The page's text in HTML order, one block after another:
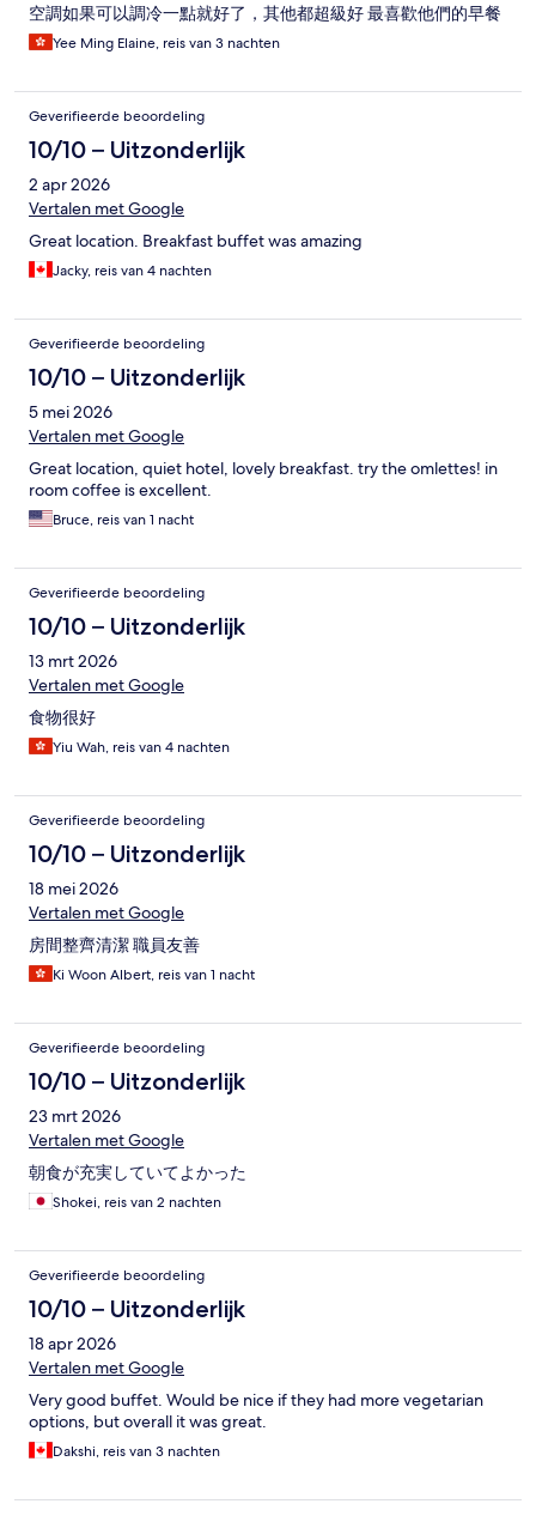
空調如果可以調冷一點就好了，其他都超級好 最喜歡他們的早餐
Yee Ming Elaine, reis van 3 nachten
Geverifieerde beoordeling
10/10 – Uitzonderlijk
2 apr 2026
Vertalen met Google
Great location. Breakfast buffet was amazing
Jacky, reis van 4 nachten
Geverifieerde beoordeling
10/10 – Uitzonderlijk
5 mei 2026
Vertalen met Google
Great location, quiet hotel, lovely breakfast. try the omlettes! in
room coffee is excellent.
Bruce, reis van 1 nacht
Geverifieerde beoordeling
10/10 – Uitzonderlijk
13 mrt 2026
Vertalen met Google
食物很好
Yiu Wah, reis van 4 nachten
Geverifieerde beoordeling
10/10 – Uitzonderlijk
18 mei 2026
Vertalen met Google
房間整齊清潔 職員友善
Ki Woon Albert, reis van 1 nacht
Geverifieerde beoordeling
10/10 – Uitzonderlijk
23 mrt 2026
Vertalen met Google
朝食が充実していてよかった
Shokei, reis van 2 nachten
Geverifieerde beoordeling
10/10 – Uitzonderlijk
18 apr 2026
Vertalen met Google
Very good buffet. Would be nice if they had more vegetarian
options, but overall it was great.
Dakshi, reis van 3 nachten